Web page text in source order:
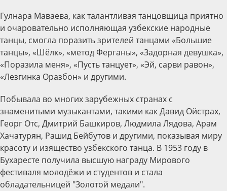
Гулнара Маваева, как талантливая танцовщица приятно
и очаровательно исполняющая узбекские народные
танцы, смогла поразить зрителей танцами «Большие
танцы», «Шёлк», «метод Ферганы», «Задорная девушка»,
«Поразила меня», «Пусть танцует», «Эй, сарви равон»,
«Лезгинка Оразбон» и другими.
Побывала во многих зарубежных странах с
знаменитыми музыкантами, такими как Давид Ойстрах,
Георг Отс, Дмитрий Башкиров, Людмила Лядова, Арам
Хачатурян, Рашид Бейбутов и другими, показывая миру
красоту и изящество узбекского танца. В 1953 году в
Бухаресте получила высшую награду Мирового
фестиваля молодёжи и студентов и стала
обладательницей "Золотой медали".